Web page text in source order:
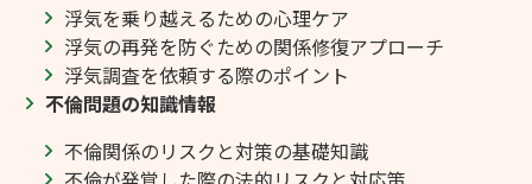
浮気を乗り越えるための心理ケア
浮気の再発を防ぐための関係修復アプローチ
浮気調査を依頼する際のポイント
不倫問題の知識情報
不倫関係のリスクと対策の基礎知識